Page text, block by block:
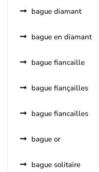
bague diamant
bague en diamant
bague fiancaille
bague fiançailles
bague fiancailles
bague or
bague solitaire